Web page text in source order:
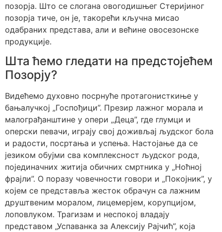
позорја. Што се слогана овогодишњег Стеријиног
позорја тиче, он је, такорећи кључна мисао
одабраних представа, али и већине овосезонске
продукције.
Шта ћемо гледати на предстојећем
Позорју?
Видећемо духовно посрнуће протагонисткиње у
бањалучкој „Госпођици”. Презир лажног морала и
малограђанштине у опери „Деца”, где глумци и
оперски певачи, играју свој доживљај људског бола
и радости, посртања и успења. Настојање да се
језиком обујми сва комплексност људског рода,
појединачних житија обичних смртника у „Ноћној
фрајли”. О поразу човечности говори и „Покојник”, у
којем се представља жесток обрачун са лажним
друштвеним моралом, лицемерјем, корупцијом,
лоповлуком. Трагизам и неспокој владају
представом „Успаванка за Алексију Рајчић”, која